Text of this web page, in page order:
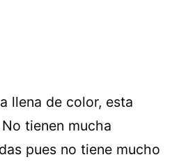
llena de color, esta
tienen mucha
pues no tiene mucho